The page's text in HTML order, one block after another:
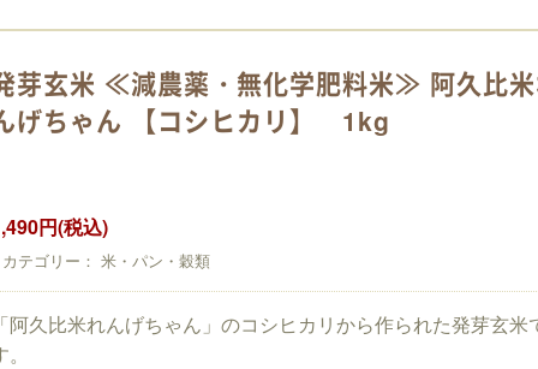
芽玄米 ≪減農薬・無化学肥料米≫ 阿久比
げちゃん 【コシヒカリ】 1kg
円(税込)
カテゴリー： 米・パン・穀類
阿久比米れんげちゃん」のコシヒカリから作られた発芽玄米
。